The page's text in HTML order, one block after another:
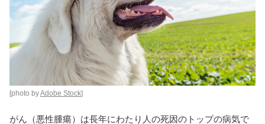
[photo byAdobe Stock]
がん（悪性腫瘍）は長年にわたり人の死因のトップの病気で